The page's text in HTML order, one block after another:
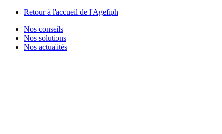
Retour à l'accueil de l'Agefiph
Nos conseils
Nos solutions
Nos actualités